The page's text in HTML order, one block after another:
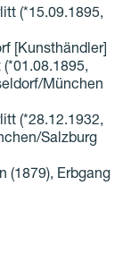
(*15.09.1895,
[Kunsthändler]
München
(*28.12.1932,
Salzburg
(1879), Erbgang